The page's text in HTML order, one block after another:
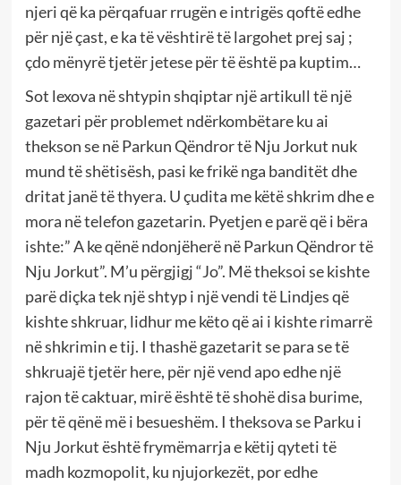
njeri që ka përqafuar rrugën e intrigës qoftë edhe
për një çast, e ka të vështirë të largohet prej saj ;
çdo mënyrë tjetër jetese për të është pa kuptim…
Sot lexova në shtypin shqiptar një artikull të një
gazetari për problemet ndërkombëtare ku ai
thekson se në Parkun Qëndror të Nju Jorkut nuk
mund të shëtisësh, pasi ke frikë nga banditët dhe
dritat janë të thyera. U çudita me këtë shkrim dhe e
mora në telefon gazetarin. Pyetjen e parë që i bëra
ishte:” A ke qënë ndonjëherë në Parkun Qëndror të
Nju Jorkut”. M’u përgjigj “Jo”. Më theksoi se kishte
parë diçka tek një shtyp i një vendi të Lindjes që
kishte shkruar, lidhur me këto që ai i kishte rimarrë
në shkrimin e tij. I thashë gazetarit se para se të
shkruajë tjetër here, për një vend apo edhe një
rajon të caktuar, mirë është të shohë disa burime,
për të qënë më i besueshëm. I theksova se Parku i
Nju Jorkut është frymëmarrja e këtij qyteti të
madh kozmopolit, ku njujorkezët, por edhe